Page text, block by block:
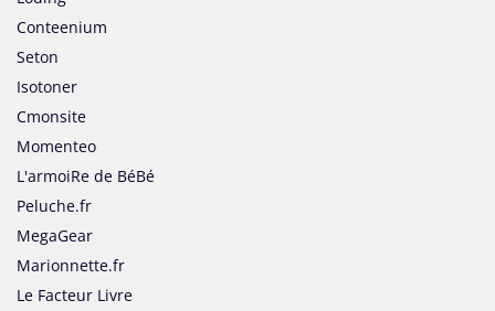
Conteenium
Seton
Isotoner
Cmonsite
Momenteo
L'armoiRe de BéBé
Peluche.fr
MegaGear
Marionnette.fr
Le Facteur Livre